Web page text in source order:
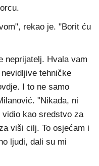
rekao je. "Borit ću
neprijatelj. Hvala vam
tehničke
I to ne samo
"Nikada, ni
kao sredstvo za
viši cilj. To osjećam i
ljudi, dali su mi